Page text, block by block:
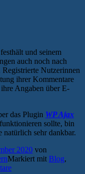
und seinem
auch noch nach
Nutzerinnen
ihrer Kommentare
Angaben über E-
das Plugin WP Ajax
sollte, bin
natürlich sehr dankbar.
2020 von
Markiert mit Blog,